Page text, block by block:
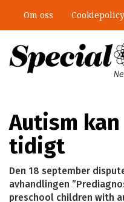
huvudinnehåll
Om oss Cookiepolicy
Autism
tidigt
Den 18 september
avhandlingen
preschool children with
”Jobbet
stödet